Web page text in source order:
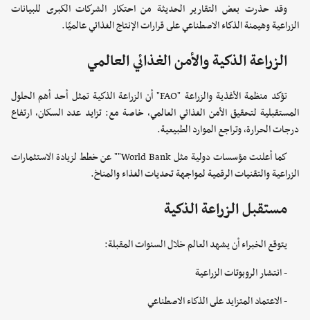
وقد حذرت بعض التقارير الحديثة من احتكار الشركات الكبرى للبيانات
الزراعية وهيمنة الذكاء الاصطناعي على قرارات الإنتاج الغذائي عالميًا.
الزراعة الذكية والأمن الغذائي العالمي
تؤكد منظمة الأغذية والزراعة "FAO" أن الزراعة الذكية تمثل أحد أهم الحلول
المستقبلية لتحقيق الأمن الغذائي العالمي، خاصة مع: تزايد عدد السكان، ارتفاع
درجات الحرارة، وتراجع الموارد الطبيعية.
كما أعلنت مؤسسات دولية مثل World Bank"" عن خطط لزيادة الاستثمارات
الزراعية والتقنيات الرقمية لمواجهة تحديات الغذاء والمناخ.
مستقبل الزراعة الذكية
يتوقع الخبراء أن يشهد العالم خلال السنوات المقبلة:
- انتشار الروبوتات الزراعية
- الاعتماد المتزايد على الذكاء الاصطناعي